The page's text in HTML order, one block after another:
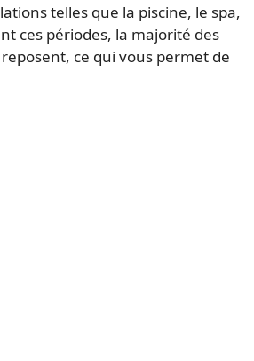
telles que la piscine, le spa,
ces périodes, la majorité des
ce qui vous permet de